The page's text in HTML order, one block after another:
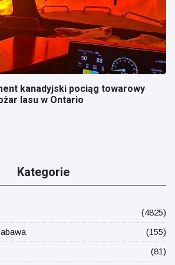
kanadyjski pociąg towarowy
lasu w Ontario
Kategorie
(4825)
(155)
(81)